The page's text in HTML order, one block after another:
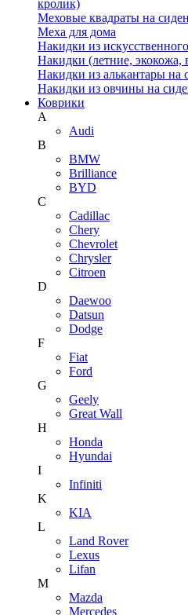
кролик)
Меховые квадраты на
Меха для дома
Накидки из
Накидки (летние, экокожа,
Накидки из алькантары на
Накидки из овчины на
Коврики
A
Audi
B
BMW
Brilliance
BYD
C
Cadillac
Chery
Chevrolet
Chrysler
Citroen
D
Daewoo
Datsun
Dodge
F
Fiat
Ford
G
Geely
Great Wall
H
Honda
Hyundai
I
Infiniti
K
KIA
L
Land Rover
Lexus
Lifan
M
Mazda
Mercedes